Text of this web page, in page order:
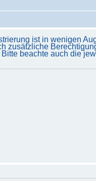
ist in wenigen
zusätzliche
beachte auch die